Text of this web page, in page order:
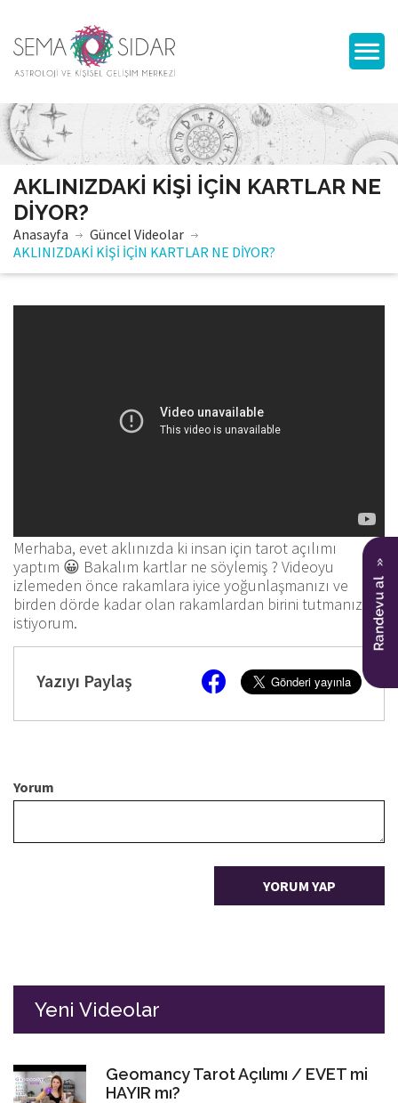
AKLINIZDAKİ KİŞİ İÇİN KARTLAR NE
DİYOR?
Anasayfa
Güncel Videolar
AKLINIZDAKİ KİŞİ İÇİN KARTLAR NE DİYOR?
Merhaba, evet aklınızda ki insan için tarot açılımı
yaptım 😀 Bakalım kartlar ne söylemiş ? Videoyu
izlemeden önce rakamlara iyice yoğunlaşmanızı ve
birden dörde kadar olan rakamlardan birini tutmanızı
istiyorum.
Yazıyı Paylaş
Yorum
YORUM YAP
Yeni Videolar
Geomancy Tarot Açılımı / EVET mi
HAYIR mı?